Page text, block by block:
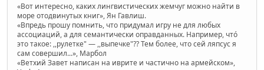
«Вот интересно, каких лингвистических жемчуг можно найти в
море отодвинутых книг», Ян Гавлиш.
«Впредь прошу помнить, что придумал игру не для любых
ассоциаций, а для семантически оправданных. Например, чтó
это такое: ,,рулетке" — ,,выпечке"?? Тем более, что сей ляпсус я
сам совершил...», Марбол
«Ветхий Завет написан на иврите и частично на армейском»,